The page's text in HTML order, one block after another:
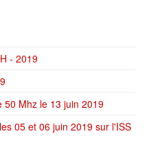
- 2019
50 Mhz le 13 juin 2019
05 et 06 juin 2019 sur l'ISS